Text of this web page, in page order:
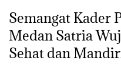
Semangat Kader
Medan Satria
Sehat dan